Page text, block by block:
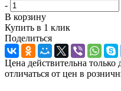
-
В корзину
Купить в 1 клик
Поделиться
Цена действительна
отличаться от цен в